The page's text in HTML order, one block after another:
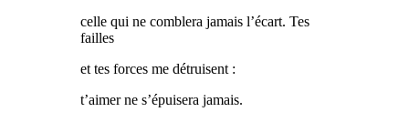
celle qui ne comblera jamais l’écart. Tes
failles
et tes forces me détruisent :
t’aimer ne s’épuisera jamais.